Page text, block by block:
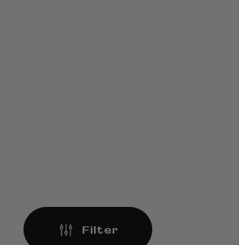
Filter